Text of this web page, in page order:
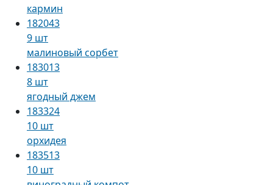
кармин
182043
9 шт
малиновый сорбет
183013
8 шт
ягодный джем
183324
10 шт
орхидея
183513
10 шт